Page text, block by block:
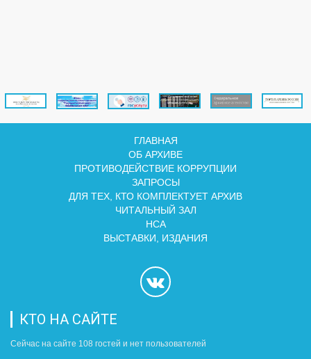
ГЛАВНАЯ
ОБ АРХИВЕ
ПРОТИВОДЕЙСТВИЕ КОРРУПЦИИ
ЗАПРОСЫ
ДЛЯ ТЕХ, КТО КОМПЛЕКТУЕТ АРХИВ
ЧИТАЛЬНЫЙ ЗАЛ
НСА
ВЫСТАВКИ, ИЗДАНИЯ
КТО НА САЙТЕ
Сейчас на сайте 108 гостей и нет пользователей